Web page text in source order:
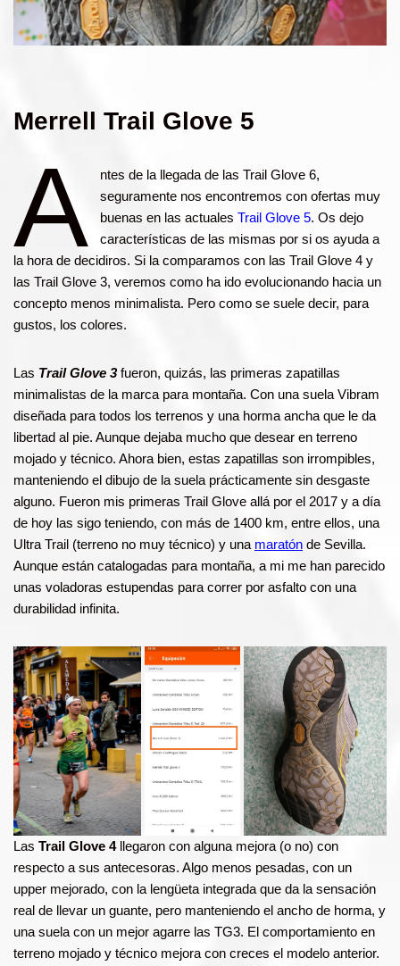
Merrell Trail Glove 5
A
ntes de la llegada de las Trail Glove 6,
seguramente nos encontremos con ofertas muy
buenas en las actuales Trail Glove 5. Os dejo
características de las mismas por si os ayuda a
la hora de decidiros. Si la comparamos con las Trail Glove 4 y
las Trail Glove 3, veremos como ha ido evolucionando hacia un
concepto menos minimalista. Pero como se suele decir, para
gustos, los colores.
Las Trail Glove 3fueron, quizás, las primeras zapatillas
minimalistas de la marca para montaña. Con una suela Vibram
diseñada para todos los terrenos y una horma ancha que le da
libertad al pie. Aunque dejaba mucho que desear en terreno
mojado y técnico. Ahora bien, estas zapatillas son irrompibles,
manteniendo el dibujo de la suela prácticamente sin desgaste
alguno. Fueron mis primeras Trail Glove allá por el 2017 y a día
de hoy las sigo teniendo, con más de 1400 km, entre ellos, una
Ultra Trail (terreno no muy técnico) y una maratón de Sevilla.
Aunque están catalogadas para montaña, a mi me han parecido
unas voladoras estupendas para correr por asfalto con una
durabilidad infinita.
Las Trail Glove 4llegaron con alguna mejora (o no) con
respecto a sus antecesoras. Algo menos pesadas, con un
upper mejorado, con la lengüeta integrada que da la sensación
real de llevar un guante, pero manteniendo el ancho de horma, y
una suela con un mejor agarre las TG3. El comportamiento en
terreno mojado y técnico mejora con creces el modelo anterior.